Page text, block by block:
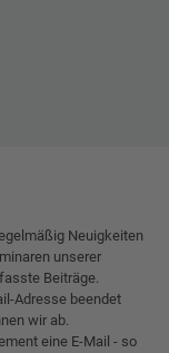
Neuigkeiten
unserer
Beiträge.
Adresse beendet
wir ab.
eine E-Mail - so